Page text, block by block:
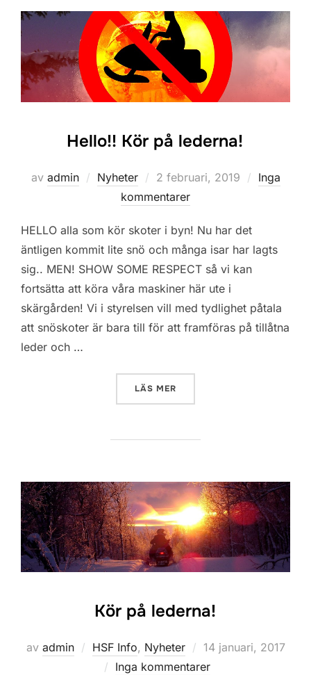
Hello!! Kör på lederna!
av admin Nyheter
Publicerat
den
2 februari, 2019
Inga
kommentarer
HELLO alla som kör skoter i byn! Nu har det
äntligen kommit lite snö och många isar har lagts
sig.. MEN! SHOW SOME RESPECT så vi kan
fortsätta att köra våra maskiner här ute i
skärgården! Vi i styrelsen vill med tydlighet påtala
att snöskoter är bara till för att framföras på tillåtna
leder och …
LÄS MER
Kör på lederna!
av admin HSF Info, Nyheter
Publicerat
den
14 januari, 2017
Inga kommentarer